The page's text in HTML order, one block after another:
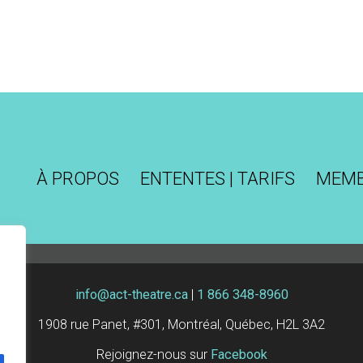
À PROPOS ENTENTES | TARIFS
info@act-theatre.ca| 1 866 348-8960
1908 rue Panet, #301, Montréal, Québec, H2L 3A2
Rejoignez-nous sur Facebook